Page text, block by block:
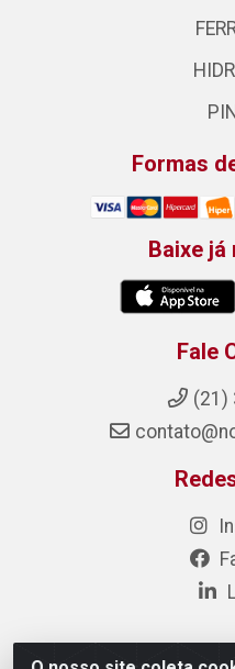
Formas
Baixe já
Fale
(21)